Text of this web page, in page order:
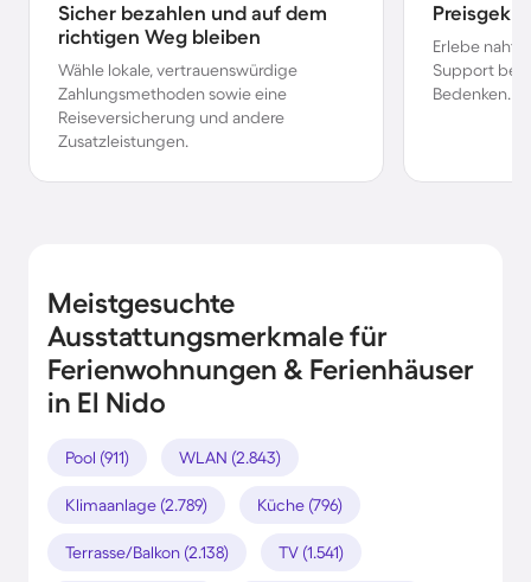
Sicher bezahlen und auf dem
richtigen Weg bleiben
Wähle lokale, vertrauenswürdige
Zahlungsmethoden sowie eine
Reiseversicherung und andere
Zusatzleistungen.
Erlebe
Support bei
Bedenken.
Meistgesuchte
Ausstattungsmerkmale für
Ferienwohnungen & Ferienhäuser
in El Nido
Pool (911) WLAN (2.843)
Klimaanlage (2.789) Küche (796)
Terrasse/Balkon (2.138) TV (1.541)